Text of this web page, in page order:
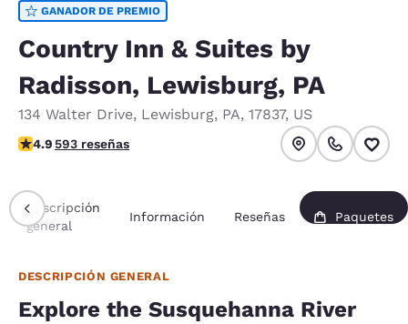
GANADOR DE PREMIO
Country Inn & Suites by
Radisson, Lewisburg, PA
134 Walter Drive, Lewisburg, PA, 17837, US
calificación de 4.94 estrellas. Excepcional.
4.9593 reseñas
Descripción
general
Información Reseñas Paquetes
DESCRIPCIÓN GENERAL
Explore the Susquehanna River